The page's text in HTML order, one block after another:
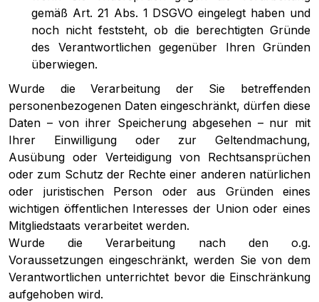
gemäß Art. 21 Abs. 1 DSGVO eingelegt haben und
noch nicht feststeht, ob die berechtigten Gründe
des Verantwortlichen gegenüber Ihren Gründen
überwiegen.
Wurde die Verarbeitung der Sie betreffenden
personenbezogenen Daten eingeschränkt, dürfen diese
Daten – von ihrer Speicherung abgesehen – nur mit
Ihrer Einwilligung oder zur Geltendmachung,
Ausübung oder Verteidigung von Rechtsansprüchen
oder zum Schutz der Rechte einer anderen natürlichen
oder juristischen Person oder aus Gründen eines
wichtigen öffentlichen Interesses der Union oder eines
Mitgliedstaats verarbeitet werden.
Wurde die Verarbeitung nach den o.g.
Voraussetzungen eingeschränkt, werden Sie von dem
Verantwortlichen unterrichtet bevor die Einschränkung
aufgehoben wird.